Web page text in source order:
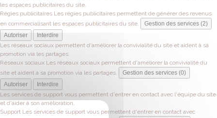
les espaces publicitaires du site.
Régies publicitaires Les régies publicitaires permettent de générer des revenus
en commercialisant les espaces publicitaires du site.
Gestion des services (2)
Autoriser
Interdire
Les réseaux sociaux permettent d'améliorer la convivialité du site et aident à sa
promotion via les partages.
Réseaux sociaux Les réseaux sociaux permettent d'améliorer la convivialité du
site et aident à sa promotion via les partages.
Gestion des services (0)
Autoriser
Interdire
Les services de support vous permettent d'entrer en contact avec l'équipe du site
et d'aider à son amélioration.
Support Les services de support vous permettent d'entrer en contact avec